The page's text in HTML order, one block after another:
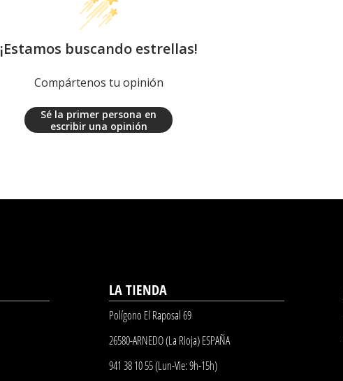
¡Estamos buscando estrellas!
Compártenos tu opinión
Sé la primer persona en
escribir una opinión
LA TIENDA
Polígono El Raposal 69
26580-ARNEDO (La Rioja) ESPAÑA
941 38 10 55 (Lun-Vie: 9h-15h)